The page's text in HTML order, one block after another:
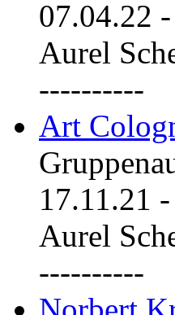
07.04.22 -
Aurel
----------
Art
17.11.21 -
Aurel
----------